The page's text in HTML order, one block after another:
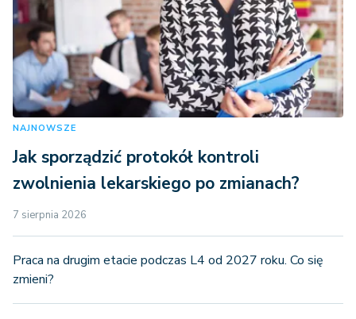
NAJNOWSZE
Jak sporządzić protokół kontroli
zwolnienia lekarskiego po zmianach?
7 sierpnia 2026
Praca na drugim etacie podczas L4 od 2027 roku. Co się
zmieni?